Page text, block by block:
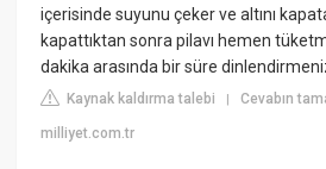
içerisinde suyunu çeker ve altını
kapattıktan sonra pilavı hemen
dakika arasında bir süre
Kaynak kaldırma talebi |Cevabın
milliyet.com.tr